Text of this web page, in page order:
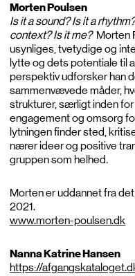
Morten Poulsen
Is it a sound? Is it a
context? Is it me? Morten
usynliges, tvetydige og
lytte og dets potentiale til
perspektiv udforsker han
sammenvævede måder,
strukturer, særligt inden
engagement og omsorg
lytningen finder sted,
nærer ideer og positive
gruppen som helhed.
Morten er uddannet fra
2021.
www.morten-poulsen.dk
Nanna Katrine Hansen
https://